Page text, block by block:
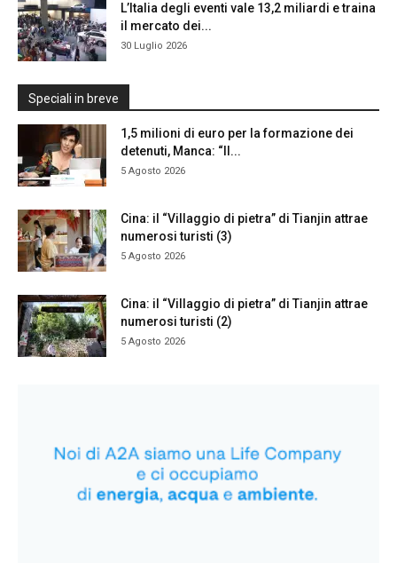
L’Italia degli eventi vale 13,2 miliardi e traina
il mercato dei...
30 Luglio 2026
Speciali in breve
1,5 milioni di euro per la formazione dei
detenuti, Manca: “Il...
5 Agosto 2026
Cina: il “Villaggio di pietra” di Tianjin attrae
numerosi turisti (3)
5 Agosto 2026
Cina: il “Villaggio di pietra” di Tianjin attrae
numerosi turisti (2)
5 Agosto 2026